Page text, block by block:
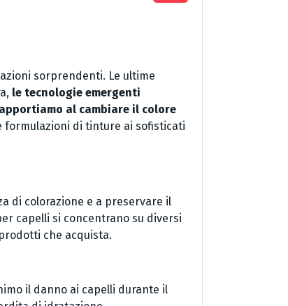
sorprendenti. Le ultime
le tecnologie emergenti
al cambiare il colore
formulazioni di tinture ai sofisticati
di colorazione e a preservare il
capelli si concentrano su diversi
che acquista.
il danno ai capelli durante il